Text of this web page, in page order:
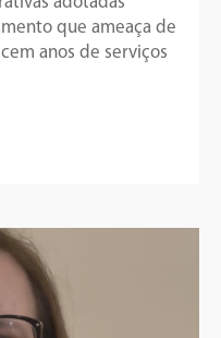
que ameaça de
anos de serviços